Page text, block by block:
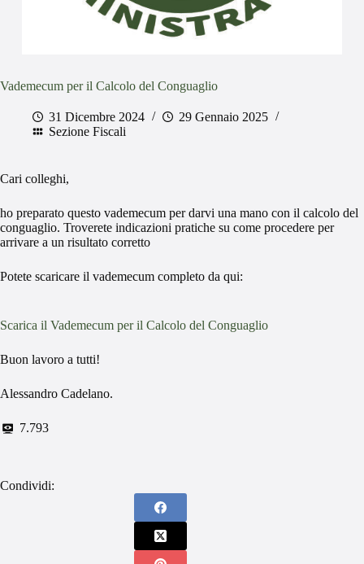
Vademecum per il Calcolo del Conguaglio
31 Dicembre 2024
29 Gennaio 2025
Sezione Fiscali
Cari colleghi,
ho preparato questo vademecum per darvi una mano con il calcolo del
conguaglio. Troverete indicazioni pratiche su come procedere per
arrivare a un risultato corretto
Potete scaricare il vademecum completo da qui:
Scarica il Vademecum per il Calcolo del Conguaglio
Buon lavoro a tutti!
Alessandro Cadelano.
7.793
Condividi: